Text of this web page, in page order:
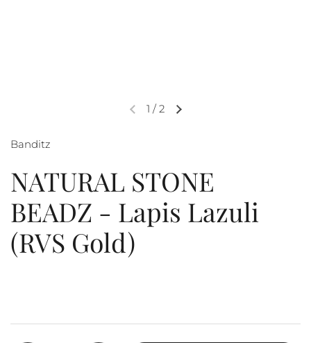
1 / 2
Banditz
NATURAL STONE
BEADZ - Lapis Lazuli
(RVS Gold)